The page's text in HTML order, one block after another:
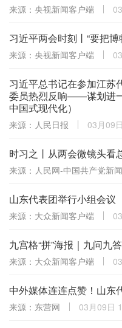
来源：央视新闻客户端
习近平两会时刻丨“要把
来源：央视新闻客户端
习近平总书记在参加江苏
委员热烈反响——谋划进
中国式现代化）
来源：人民日报 03月09
时习之丨从两会微镜头看
来源：人民网-中国共产党新
山东代表团举行小组会议
来源：大众新闻客户端
九宫格“拼”海报｜九问九
来源：大众新闻客户端
中外媒体连连点赞！山东
来源：东营网 03月09日